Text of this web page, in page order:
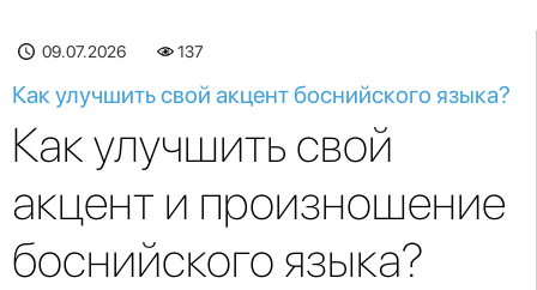
09.07.2026 137
Как улучшить свой акцент боснийского языка?
Как улучшить свой
акцент и произношение
боснийского языка?